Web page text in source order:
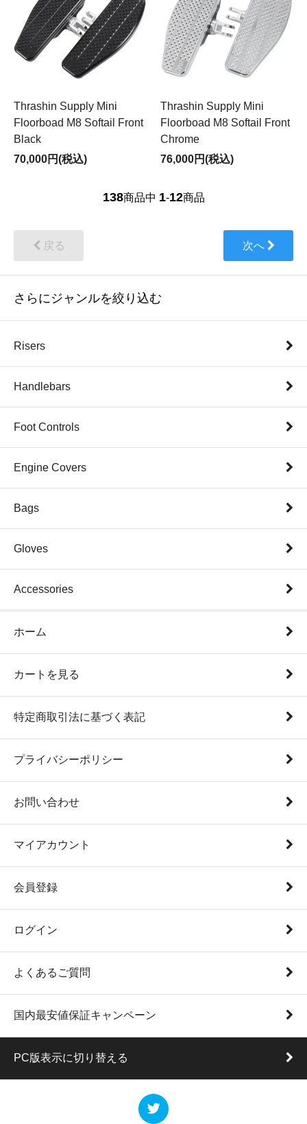
Thrashin Supply Mini
Floorboad M8 Softail Front
Black
70,000円(税込)
Thrashin Supply Mini
Floorboad M8 Softail Front
Chrome
76,000円(税込)
138商品中 1-12商品
戻る 次へ
さらにジャンルを絞り込む
Risers
Handlebars
Foot Controls
Engine Covers
Bags
Gloves
Accessories
ホーム
カートを見る
特定商取引法に基づく表記
プライバシーポリシー
お問い合わせ
マイアカウント
会員登録
ログイン
よくあるご質問
国内最安値保証キャンペーン
PC版表示に切り替える